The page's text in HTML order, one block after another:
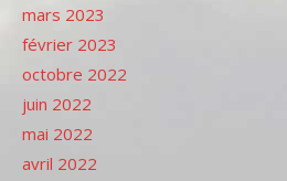
mars 2023
février 2023
octobre 2022
juin 2022
mai 2022
avril 2022